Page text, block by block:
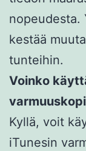
nopeudesta.
kestää
tunteihin.
Voinko
Kyllä, voit
iTunesin